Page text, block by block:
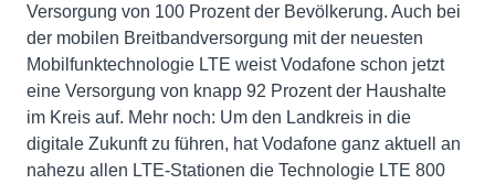
Versorgung von 100 Prozent der Bevölkerung. Auch bei
der mobilen Breitbandversorgung mit der neuesten
Mobilfunktechnologie LTE weist Vodafone schon jetzt
eine Versorgung von knapp 92 Prozent der Haushalte
im Kreis auf. Mehr noch: Um den Landkreis in die
digitale Zukunft zu führen, hat Vodafone ganz aktuell an
nahezu allen LTE-Stationen die Technologie LTE 800